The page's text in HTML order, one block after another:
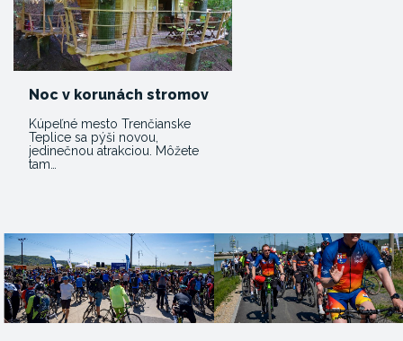
Noc v korunách stromov
Kúpeľné mesto Trenčianske
Teplice sa pýši novou,
jedinečnou atrakciou. Môžete
tam…